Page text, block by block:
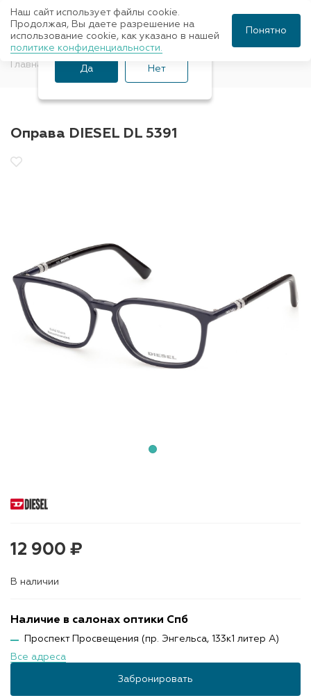
Главная Оправы для очков Diesel
Оправа DIESEL DL 5391
12 900 ₽
В наличии
Наличие в салонах оптики Спб
Проспект Просвещения (пр. Энгельса, 133к1 литер А)
Все адреса
Забронировать
Ваш город Санкт-
Петербург?
Да Нет
Наш сайт использует файлы cookie.
Продолжая, Вы даете разрешение на
использование cookie, как указано в нашей
политике конфиденциальности.
Понятно